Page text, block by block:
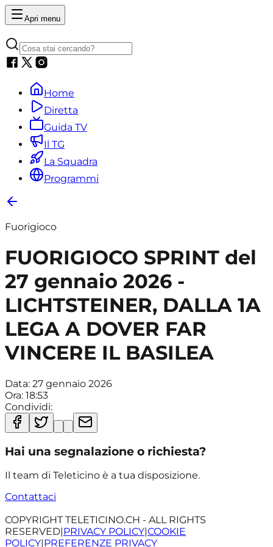
Apri menu
Home
Diretta
Guida TV
Il TG
La Squadra
Programmi
Fuorigioco
FUORIGIOCO SPRINT del
27 gennaio 2026 -
LICHTSTEINER, DALLA 1A
LEGA A DOVER FAR
VINCERE IL BASILEA
Data: 27 gennaio 2026
Ora: 18:53
Condividi:
Hai una segnalazione o richiesta?
Il team di Teleticino è a tua disposizione.
Contattaci
COPYRIGHT TELETICINO.CH - ALL RIGHTS
RESERVED|PRIVACY POLICY|COOKIE
POLICY|PREFERENZE PRIVACY